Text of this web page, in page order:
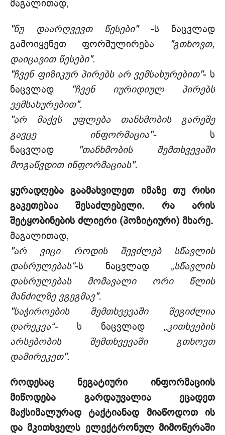
მაგალითად,
"ნუ დაარღვევთ წესები"-ს ნაცვლად
გამოიყენეთ ფორმულირება
"გთხოვთ,
დაიცავით წესები".
"ჩვენ ფიზიკურ პირებს არ ვემსახურებით"- ს
ნაცვლად "ჩვენ იურიდიულ პირებს
ვემსახურებით".
"არ მაქვს უფლება თანხმობის გარეშე
გავცე ინფორმაცია"-ს
ნაცვლად
"თანხმობის შემთხვევაში
მოგაწვდით ინფორმაციას".
ყურადღება გაამახვილეთ იმაზე თუ რისი
გაკეთებაა შესაძლებელი. რა არის
შეტყობინების ძლიერი (პოზიტიური) მხარე.
მაგალითად,
"არ ვიცი როდის შევძლებ სწავლის
დასრულებას“-ს ნაცვლად „სწავლის
დასრულებას მომავალი ორი წლის
მანძილზე ვგეგმავ".
"საჭიროების შემთხვევაში შეგიძლია
დარეკვა“-ს ნაცვლად „კითხვების
არსებობის შემთხვევაში გთხოვთ
დამირეკეთ".
როდესაც ნეგატიური ინფორმაციის
მიწოდება გარდაუვალია ეცადეთ
მაქსიმალურად ტაქტიანად მიაწოდოთ ის
და მკითხველს ელექტრონულ მიმოწერაში